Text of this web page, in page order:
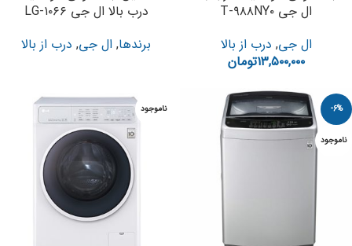
ال جی T-۹۸۸NY۰
ال جی, درب از بالا
۱۳,۵۰۰,۰۰۰تومان
درب بالا ال جی LG-۱۰۶۶
برندها, ال جی, درب از بالا
-6%
ناموجود
ناموجود